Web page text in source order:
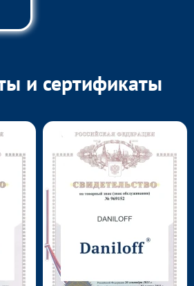
и сертификаты